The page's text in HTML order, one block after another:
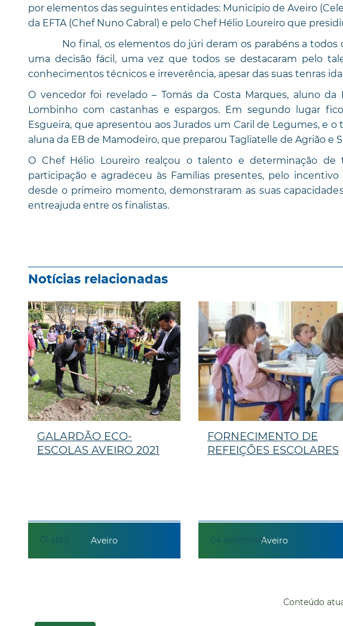
por elementos das seguintes entidades: Município de Aveiro
da EFTA (Chef Nuno Cabral) e pelo Chef Hélio Loureiro que
No final, os elementos do júri deram os parabéns a todos
uma decisão fácil, uma vez que todos se destacaram pelo
conhecimentos técnicos e irreverência, apesar das suas tenras
O vencedor foi revelado – Tomás da Costa Marques, aluno
Lombinho com castanhas e espargos. Em segundo lugar
Esgueira, que apresentou aos Jurados um Caril de Legumes, e o
aluna da EB de Mamodeiro, que preparou Tagliatelle de Agrião e
O Chef Hélio Loureiro realçou o talento e determinação de
participação e agradeceu às Famílias presentes, pelo
desde o primeiro momento, demonstraram as suas
entreajuda entre os finalistas.
Notícias relacionadas
01 abril
GALARDÃO ECO-
ESCOLAS AVEIRO 2021
Aveiro 04 setembro
FORNECIMENTO DE
REFEIÇÕES ESCOLARES
Aveiro
Conteúdo